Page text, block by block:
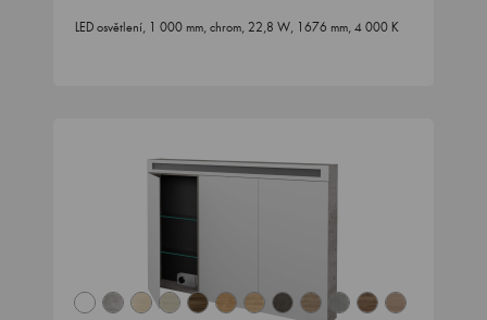
LED osvětlení, 1 000 mm, chrom, 22,8 W, 1676 mm, 4 000 K